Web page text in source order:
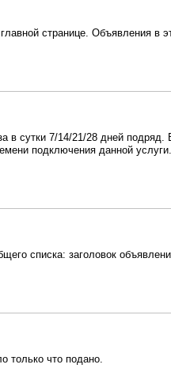
странице. Объявления в
в сутки 7/14/21/28 дней
подключения данной
списка: заголовок
только что подано.